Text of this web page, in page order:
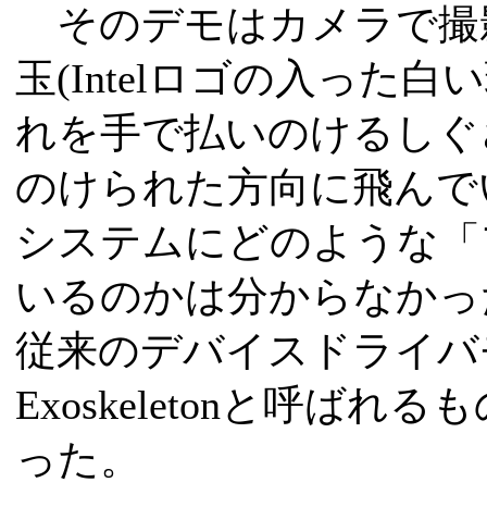
そのデモはカメラで撮
玉(Intelロゴの入った白
れを手で払いのけるし
のけられた方向に飛ん
システムにどのような
いるのかは分からなか
従来のデバイスドライ
Exoskeletonと呼ばれる
った。